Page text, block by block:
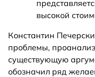
высокой
Константин
проблемы,
существующую
обозначил ряд